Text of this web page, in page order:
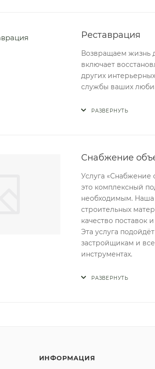
Реставрация
Возвращаем жизнь
включает
других
службы ваших
РАЗВЕРНУТЬ
Снабжение
Услуга
это комплексный
необходимым. Наша
строительных
качество поставок
Эта услуга
застройщикам и
инструментах.
РАЗВЕРНУТЬ
ИНФОРМАЦИЯ